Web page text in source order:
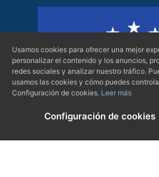
Usamos cookies para ofrecer una mejor
personalizar el contenido y los anuncios,
redes sociales y analizar nuestro tráfico.
usamos las cookies y cómo puedes
Configuración de cookies. Leer más
Configuración de cookies